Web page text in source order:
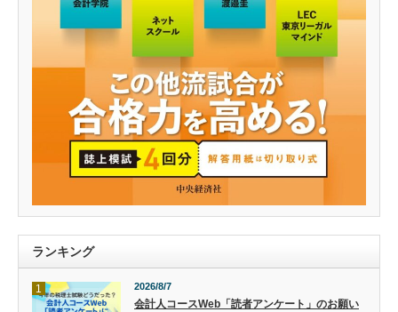
ランキング
1 2026/8/7
会計人コースWeb「読者アンケート」のお願い